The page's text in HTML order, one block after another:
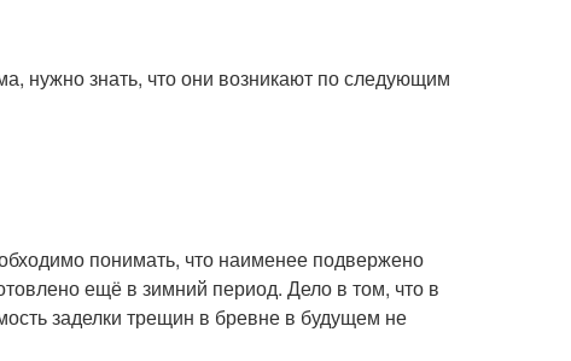
нужно знать, что они возникают по следующим
понимать, что наименее подвержено
ещё в зимний период. Дело в том, что в
заделки трещин в бревне в будущем не